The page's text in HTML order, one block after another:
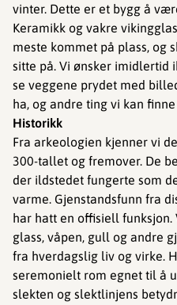
vinter. Dette er et bygg å
Keramikk og vakre
meste kommet på plass, og
sitte på. Vi ønsker imidlertid
se veggene prydet med
ha, og andre ting vi kan
Historikk
Fra arkeologien kjenner vi
300-tallet og fremover. De
der ildstedet fungerte som
varme. Gjenstandsfunn fra
har hatt en offisiell funksjon.
glass, våpen, gull og andre
fra hverdagslig liv og virke.
seremonielt rom egnet til å
slekten og slektlinjens